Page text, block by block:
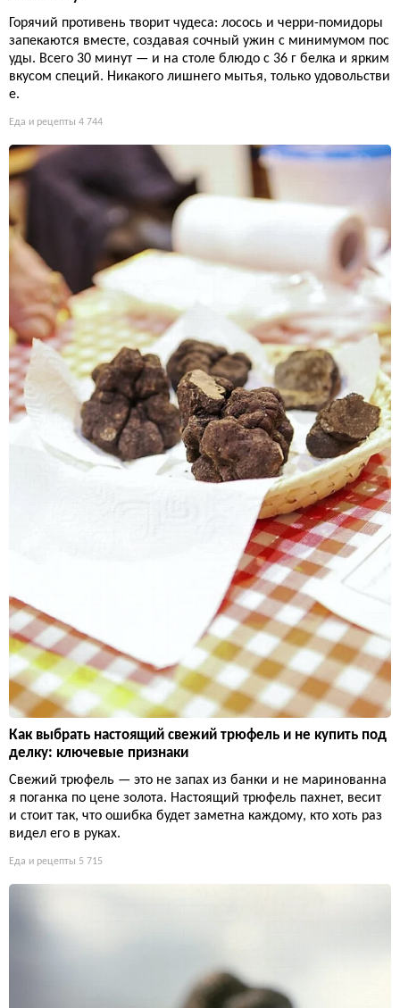
Горячий противень творит чудеса: лосось и черри-помидоры
запекаются вместе, создавая сочный ужин с минимумом пос
уды. Всего 30 минут — и на столе блюдо с 36 г белка и ярким
вкусом специй. Никакого лишнего мытья, только удовольстви
е.
Еда и рецепты 4 744
Как выбрать настоящий свежий трюфель и не купить под
делку: ключевые признаки
Свежий трюфель — это не запах из банки и не маринованна
я поганка по цене золота. Настоящий трюфель пахнет, весит
и стоит так, что ошибка будет заметна каждому, кто хоть раз
видел его в руках.
Еда и рецепты 5 715